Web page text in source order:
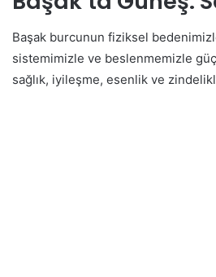
Başak burcunun fiziksel
sistemimizle ve beslenmemizle
sağlık, iyileşme, esenlik ve